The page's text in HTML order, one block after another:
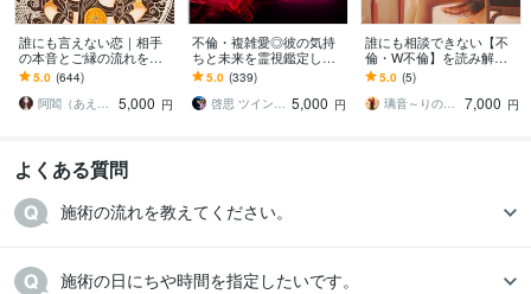
誰にも言えない恋｜相手
の本音とご縁の流れを視
ます 総販売数2,000件以上
｜誰にも言えない気持ち
に寄り添います
5.0 (644)
阿閻（あえん）
5,000 円
不倫・複雑愛◎彼の気持
ちと未来を霊視鑑定しま
す 不倫・W不倫・社内恋
愛。誰にも言えない恋に
深く寄り添います
5.0 (339)
啓思 ツインレイ鑑定士 5,000 円
誰にも相談できない【不
倫・W不倫】を読み解き
ます これからどうなる
の？相手の気持ちは？結
婚できるの？全て見ます
5.0 (5)
璃音～りのん〜
7,000 円
よくある質問
施術の流れを教えてください。
施術の日にちや時間を指定したいです。